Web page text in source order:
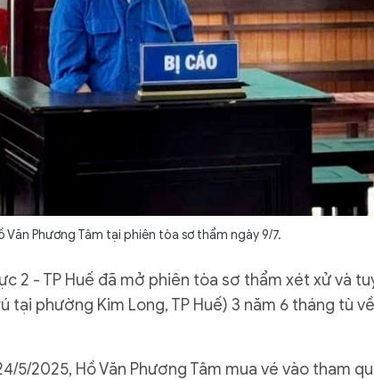
Văn Phương Tâm tại phiên tòa sơ thẩm ngày 9/7.
2 - TP Huế đã mở phiên tòa sơ thẩm xét xử và
tại phường Kim Long, TP Huế) 3 năm 6 tháng tù
5/2025, Hồ Văn Phương Tâm mua vé vào tham